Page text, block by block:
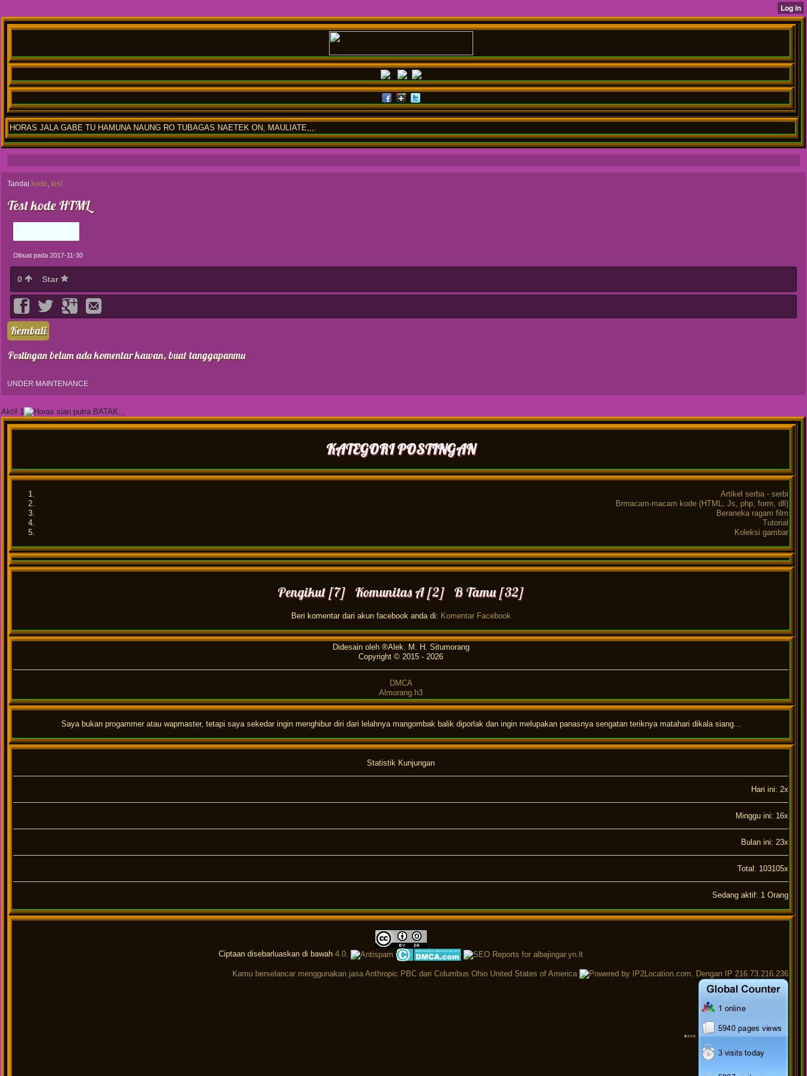
HORAS JALA GABE TU HAMUNA NAUNG RO TUBAGAS NAETEK ON, MAULIATE,,,.
Tandai kode, test
Test kode HTML
Dibuat pada 2017-11-30
0 Star
Kembali
Postingan belum ada komentar kawan, buat tanggapanmu
UNDER MAINTENANCE
Aktif 1
KATEGORI POSTINGAN
Artikel serba - serbi
Brmacam-macam kode (HTML, Js, php, form, dll)
Beraneka ragam film
Tutorial
Koleksi gambar
Pengikut [7] Komunitas A [2] B Tamu [32]
Beri komentar dari akun facebook anda di: Komentar Facebook
Didesain oleh ®Alek. M. H. Situmorang
Copyright © 2015 - 2026
DMCA
Almorang.h3
Saya bukan progammer atau wapmaster, tetapi saya sekedar ingin menghibur diri dari lelahnya mangombak balik diporlak dan ingin melupakan panasnya sengatan teriknya matahari dikala siang...
Statistik Kunjungan
Hari ini: 2x
Minggu ini: 16x
Bulan ini: 23x
Total: 103105x
Sedang aktif: 1 Orang
Ciptaan disebarluaskan di bawah 4.0.
Kamu berselancar menggunakan jasa Anthropic PBC dari Columbus Ohio United States of America . Dengan IP 216.73.216.236
****